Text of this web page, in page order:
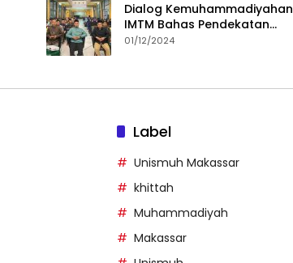
Dialog Kemuhammadiyahan
IMTM Bahas Pendekatan
Dakwah untuk Generasi Z
01/12/2024
Label
Unismuh Makassar
khittah
Muhammadiyah
Makassar